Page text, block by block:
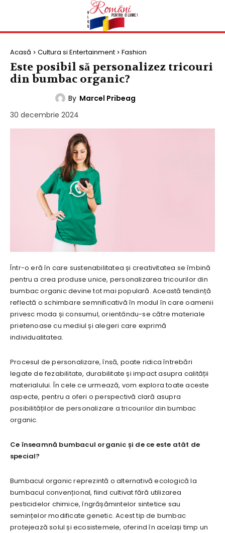
Acasă Cultura si Entertainment Fashion
Este posibil să personalizez tricouri
din bumbac organic?
By Marcel Pribeag
30 decembrie 2024
Într-o eră în care sustenabilitatea și creativitatea se îmbină
pentru a crea produse unice, personalizarea tricourilor din
bumbac organic devine tot mai populară. Această tendință
reflectă o schimbare semnificativă în modul în care oamenii
privesc moda și consumul, orientându-se către materiale
prietenoase cu mediul și alegeri care exprimă
individualitatea.
Procesul de personalizare, însă, poate ridica întrebări
legate de fezabilitate, durabilitate și impact asupra calității
materialului. În cele ce urmează, vom explora toate aceste
aspecte, pentru a oferi o perspectivă clară asupra
posibilităților de personalizare a tricourilor din bumbac
organic.
Ce înseamnă bumbacul organic și de ce este atât de
special?
Bumbacul organic reprezintă o alternativă ecologică la
bumbacul convențional, fiind cultivat fără utilizarea
pesticidelor chimice, îngrășămintelor sintetice sau
semințelor modificate genetic. Acest tip de bumbac
protejează solul și ecosistemele, oferind în același timp un